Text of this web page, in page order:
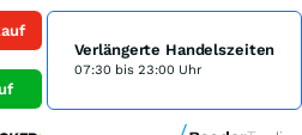
Verlängerte Handelszeiten
07:30 bis 23:00 Uhr